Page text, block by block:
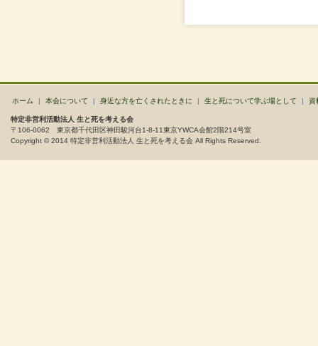
ホーム | 本会について | 身近な方を亡くされたときに | 生と死について学ぶ場として | 資
特定非営利活動法人 生と死を考える会
〒106-0062 東京都千代田区神田駿河台1-8-11東京YWCA会館2階214号室
Copyright © 2014 特定非営利活動法人 生と死を考える会 All Rights Reserved.